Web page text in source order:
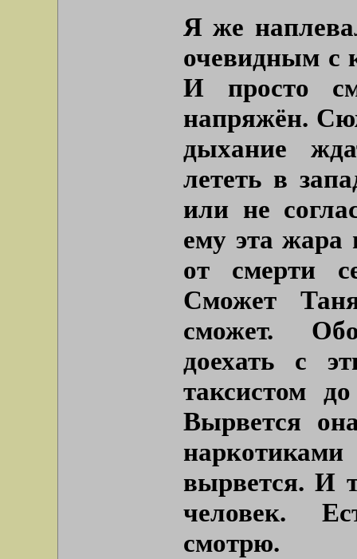
Я же
очевидным с
И просто
напряжён.
дыхание
лететь в
или не
ему эта жара
от смерти
Сможет
сможет.
доехать с
таксистом
Вырвется
вырвется. И
человек.
смотрю.